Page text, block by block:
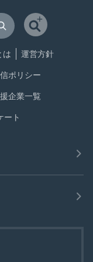
は 運営方針
ポリシー
企業一覧
ート